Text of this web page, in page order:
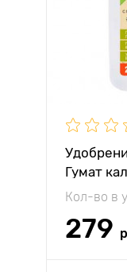
Гумат
цветов
Кол-во в
279